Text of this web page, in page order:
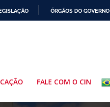
ÓRGÃOS DO GOVERNO
FALE COM O CIN